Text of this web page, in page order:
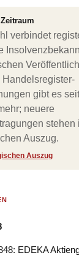
verbindet
Handelsregister-
gibt es
neuere
stehen
Auszug.
Auszug
EDEKA